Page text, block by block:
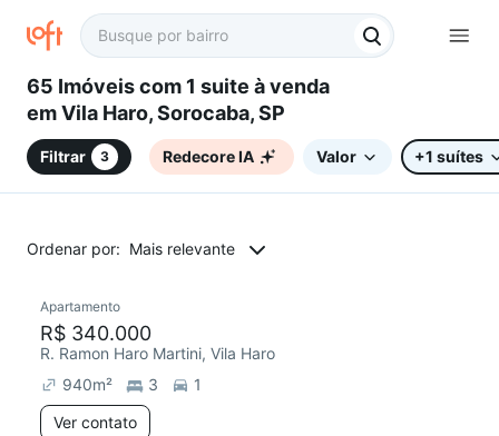
65 Imóveis com 1 suite à venda
em Vila Haro, Sorocaba, SP
Filtrar 3 Redecore IA Valor +1 suítes
Ordenar por: Mais relevante
Apartamento
R$ 340.000
R. Ramon Haro Martini, Vila Haro
940m² 3
1
Ver contato